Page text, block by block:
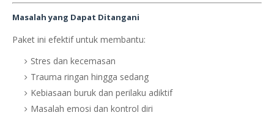
Masalah yang Dapat Ditangani
Paket ini efektif untuk membantu:
Stres dan kecemasan
Trauma ringan hingga sedang
Kebiasaan buruk dan perilaku adiktif
Masalah emosi dan kontrol diri